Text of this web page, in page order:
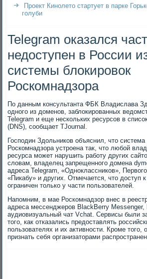
Проект Кинолето стартует в парке
голуби
Telegram оказался
недоступен в России
системы блокировок
Роскомнадзора
По данным консультанта ФБК Владислава
одного из доменов, заблокированных
Telegram и еще нескольких ресурсов в
(DNS), сообщает TJournal.
Господин Здольников объяснил, что система
Роскомнадзора устроена так, что любой
ресурса может нарушить работу других
словам, владелец запрещенного домена
адреса Telegram, «Одноклассников»,
«Пикабу» и других. Отмечается, что доступ
ограничен только у части пользователей.
Напомним, в мае Роскомнадзор внес в
адреса мессенджеров BlackBerry Messenger,
аудиовизуальный чат Vchat. Сервисы были
того, как отказались предоставлять
пользователях и их активности. Кроме того,
признать себя организаторами